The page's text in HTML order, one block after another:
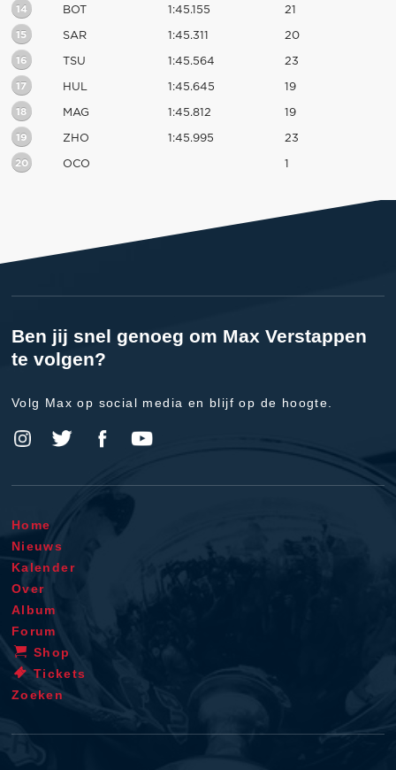
14 BOT 1:45.155 21
15 SAR 1:45.311 20
16 TSU 1:45.564 23
17 HUL 1:45.645 19
18 MAG 1:45.812 19
19 ZHO 1:45.995 23
20 OCO 1
Ben jij snel genoeg om Max Verstappen
te volgen?
Volg Max op social media en blijf op de hoogte.
Home
Nieuws
Kalender
Over
Album
Forum
Shop
Tickets
Zoeken